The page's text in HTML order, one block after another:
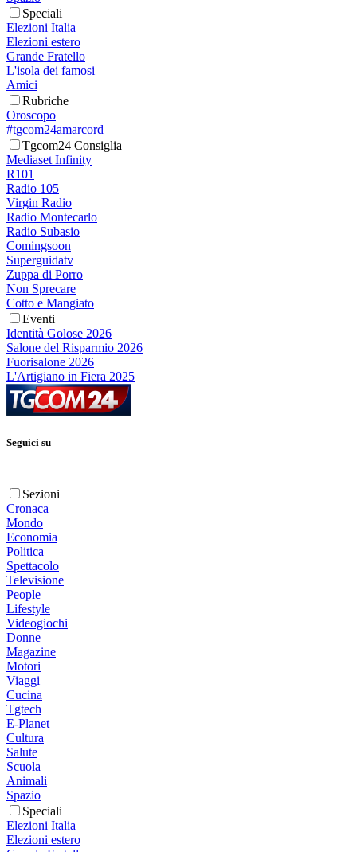
Speciali
Elezioni Italia
Elezioni estero
Grande Fratello
L'isola dei famosi
Amici
Rubriche
Oroscopo
#tgcom24amarcord
Tgcom24 Consiglia
Mediaset Infinity
R101
Radio 105
Virgin Radio
Radio Montecarlo
Radio Subasio
Comingsoon
Superguidatv
Zuppa di Porro
Non Sprecare
Cotto e Mangiato
Eventi
Identità Golose 2026
Salone del Risparmio 2026
Fuorisalone 2026
L'Artigiano in Fiera 2025
Seguici su
Sezioni
Cronaca
Mondo
Economia
Politica
Spettacolo
Televisione
People
Lifestyle
Videogiochi
Donne
Magazine
Motori
Viaggi
Cucina
Tgtech
E-Planet
Cultura
Salute
Scuola
Animali
Spazio
Speciali
Elezioni Italia
Elezioni estero